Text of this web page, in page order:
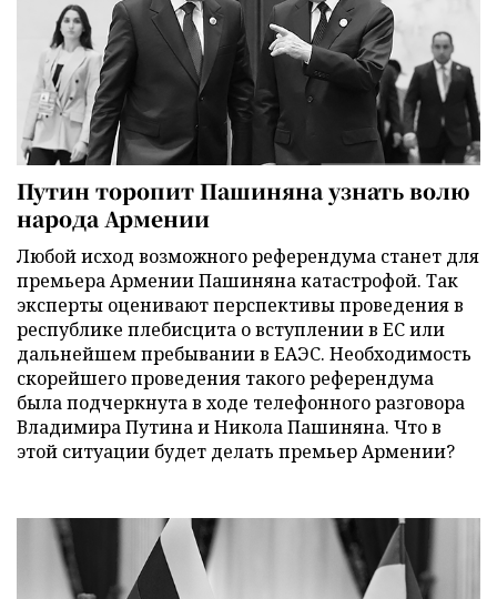
Путин торопит Пашиняна узнать волю
народа Армении
Любой исход возможного референдума станет для
премьера Армении Пашиняна катастрофой. Так
эксперты оценивают перспективы проведения в
республике плебисцита о вступлении в ЕС или
дальнейшем пребывании в ЕАЭС. Необходимость
скорейшего проведения такого референдума
была подчеркнута в ходе телефонного разговора
Владимира Путина и Никола Пашиняна. Что в
этой ситуации будет делать премьер Армении?